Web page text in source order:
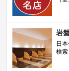
岩
日
検索